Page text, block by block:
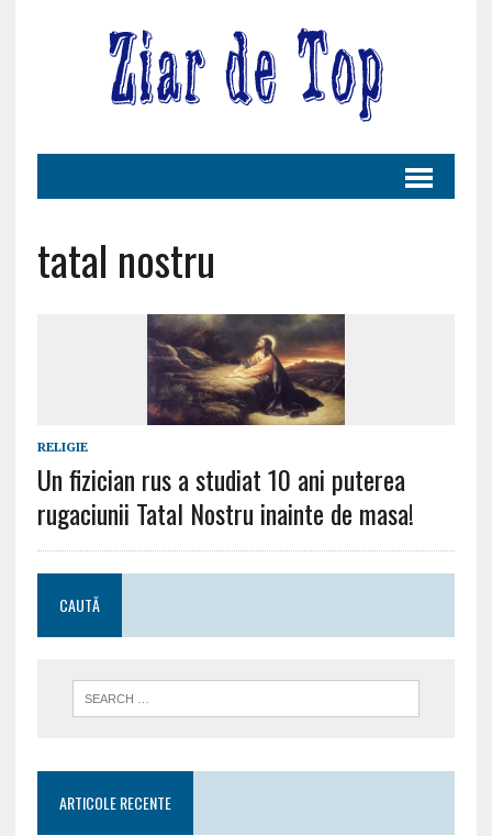
tatal nostru
RELIGIE
Un fizician rus a studiat 10 ani puterea
rugaciunii Tatal Nostru inainte de masa!
CAUTĂ
ARTICOLE RECENTE